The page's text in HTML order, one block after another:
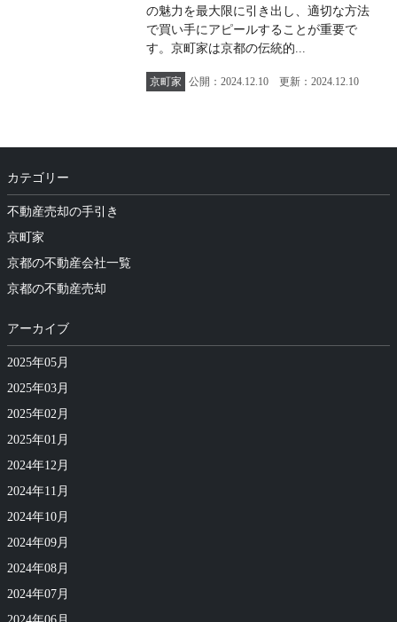
の魅力を最大限に引き出し、適切な方法
で買い手にアピールすることが重要で
す。京町家は京都の伝統的...
京町家 公開：2024.12.10 更新：2024.12.10
カテゴリー
不動産売却の手引き
京町家
京都の不動産会社一覧
京都の不動産売却
アーカイブ
2025年05月
2025年03月
2025年02月
2025年01月
2024年12月
2024年11月
2024年10月
2024年09月
2024年08月
2024年07月